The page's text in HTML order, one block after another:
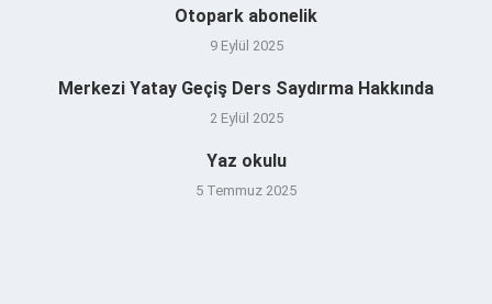
Otopark abonelik
9 Eylül 2025
Merkezi Yatay Geçiş Ders Saydırma Hakkında
2 Eylül 2025
Yaz okulu
5 Temmuz 2025